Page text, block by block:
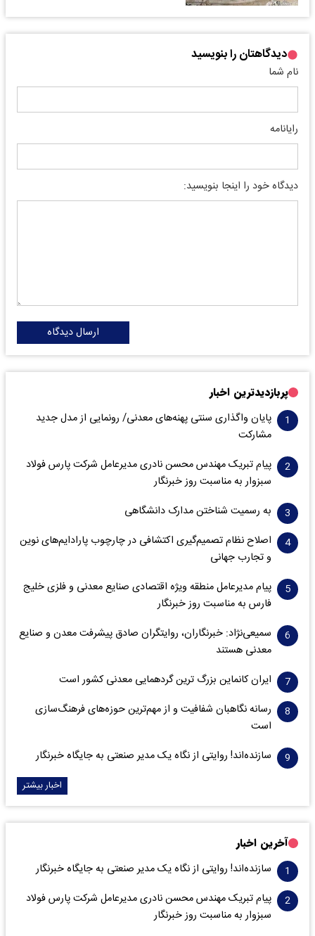
دیدگاهتان را بنویسید
نام شما
رایانامه
دیدگاه خود را اینجا بنویسید:
ارسال دیدگاه
پربازدیدترین اخبار
پایان واگذاری‌ سنتی پهنه‌های معدنی/ رونمایی از مدل جدید
مشارکت
پیام تبریک مهندس محسن نادری مدیرعامل شرکت پارس فولاد
سبزوار به مناسبت روز خبرنگار
به رسمیت شناختن مدارک دانشگاهی
اصلاح نظام تصمیم‌گیری اکتشافی در چارچوب پارادایم‌های نوین
و تجارب جهانی
پیام مدیرعامل منطقه ویژه اقتصادی صنایع معدنی و فلزی خلیج
فارس به مناسبت روز خبرنگار‌
سمیعی‌نژاد: خبرنگاران، روایتگران صادق پیشرفت معدن و صنایع
معدنی هستند
ایران کانماین بزرگ ترین گردهمایی معدنی کشور است
رسانه نگاهبان شفافیت و از مهم‌ترین حوزه‌های فرهنگ‌سازی
است
سازنده‌اند! روایتی از نگاه یک مدیر صنعتی به جایگاه خبرنگار
اخبار بیشتر
آخرین اخبار
سازنده‌اند! روایتی از نگاه یک مدیر صنعتی به جایگاه خبرنگار
پیام تبریک مهندس محسن نادری مدیرعامل شرکت پارس فولاد
سبزوار به مناسبت روز خبرنگار